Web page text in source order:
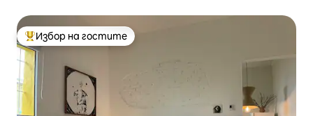
Най-популярен избор на гостите
Избор на гостите